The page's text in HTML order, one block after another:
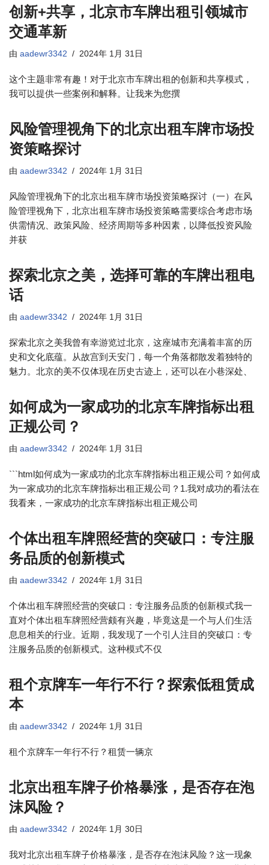
创新+共享，北京市车牌出租引领城市
交通革新
由 aadewr3342 2024年 1月 31日
这个主题非常有趣！对于北京市车牌出租的创新和共享模式，
我可以提供一些案例和解释。让我来为您撰
风险管理视角下的北京出租车牌市场投
资策略探讨
由 aadewr3342 2024年 1月 31日
风险管理视角下的北京出租车牌市场投资策略探讨（一）在风
险管理视角下，北京出租车牌市场投资策略需要综合考虑市场
供需情况、政策风险、经济周期等多种因素，以降低投资风险
并获
探索北京之美，选择可靠的车牌出租电
话
由 aadewr3342 2024年 1月 31日
探索北京之美我曾有幸游览过北京，这座城市充满着丰富的历
史和文化底蕴。从故宫到天安门，每一个角落都散发着独特的
魅力。北京的美不仅体现在历史古迹上，还可以在小巷深处、
如何成为一家成功的北京车牌指标出租
正规公司？
由 aadewr3342 2024年 1月 31日
```html如何成为一家成功的北京车牌指标出租正规公司？如何成
为一家成功的北京车牌指标出租正规公司？1.我对成功的看法在
我看来，一家成功的北京车牌指标出租正规公司
个体出租车牌照经营的突破口：专注服
务品质的创新模式
由 aadewr3342 2024年 1月 31日
个体出租车牌照经营的突破口：专注服务品质的创新模式我一
直对个体出租车牌照经营颇有兴趣，毕竟这是一个与人们生活
息息相关的行业。近期，我发现了一个引人注目的突破口：专
注服务品质的创新模式。这种模式不仅
租个京牌车一年行不行？探索低租赁成
本
由 aadewr3342 2024年 1月 31日
租个京牌车一年行不行？租赁一辆京
北京出租车牌子价格暴涨，是否存在泡
沫风险？
由 aadewr3342 2024年 1月 30日
我对北京出租车牌子价格暴涨，是否存在泡沫风险？这一现象